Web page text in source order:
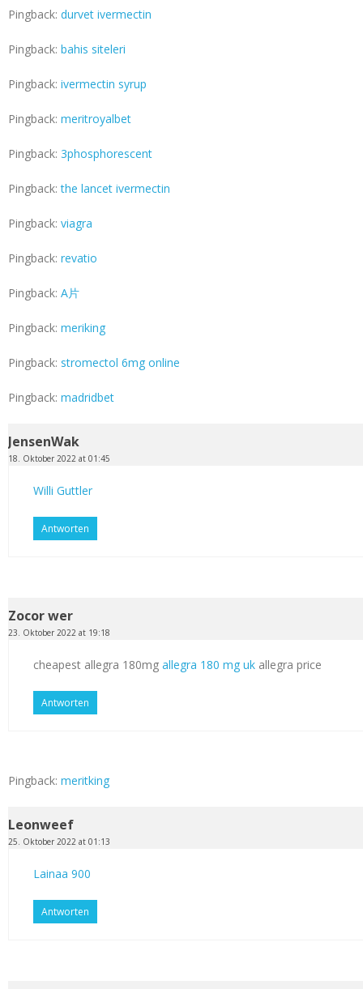
Pingback: durvet ivermectin
Pingback: bahis siteleri
Pingback: ivermectin syrup
Pingback: meritroyalbet
Pingback: 3phosphorescent
Pingback:the lancet ivermectin
Pingback: viagra
Pingback: revatio
Pingback: A片
Pingback: meriking
Pingback: stromectol 6mg online
Pingback: madridbet
JensenWak
18. Oktober 2022 at 01:45
Willi Guttler
Antworten
Zocor wer
23. Oktober 2022 at 19:18
cheapest allegra 180mg allegra 180 mg uk allegra price
Antworten
Pingback: meritking
Leonweef
25. Oktober 2022 at 01:13
Lainaa 900
Antworten